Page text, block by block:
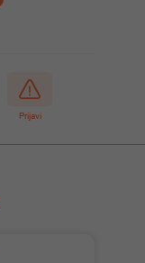
Prijavi